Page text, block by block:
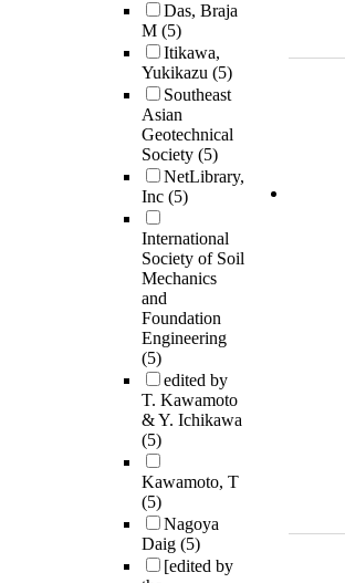
Das, Braja
M (5)
Itikawa,
Yukikazu (5)
Southeast
Asian
Geotechnical
Society (5)
NetLibrary,
Inc (5)
International
Society of Soil
Mechanics
and
Foundation
Engineering
(5)
edited by
T. Kawamoto
& Y. Ichikawa
(5)
Kawamoto, T
(5)
Nagoya
Daig (5)
[edited by